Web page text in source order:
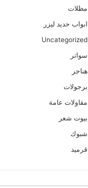
مظلات
ابواب حديد ليزر
Uncategorized
سواتر
هناجر
برجولات
مقاولات عامة
بيوت شعر
شبوك
قرميد